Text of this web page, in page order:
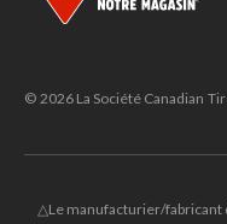
© 2026 La Société Canadian
△Le manufacturier/fabricant